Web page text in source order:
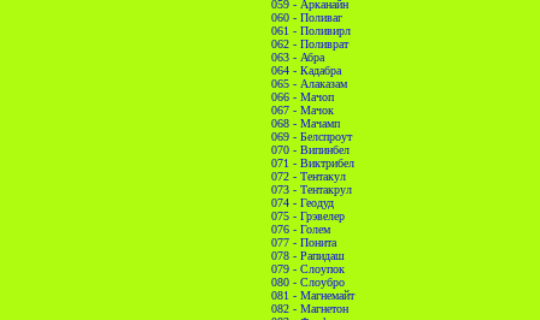
059 - Арканайн
060 - Поливаг
061 - Поливирл
062 - Поливрат
063 - Абра
064 - Кадабра
065 - Алаказам
066 - Мачоп
067 - Мачок
068 - Мачамп
069 - Белспроут
070 - Випинбел
071 - Виктрибел
072 - Тентакул
073 - Тентакрул
074 - Геодуд
075 - Грэвелер
076 - Голем
077 - Понита
078 - Рапидаш
079 - Слоупок
080 - Слоубро
081 - Магнемайт
082 - Магнетон